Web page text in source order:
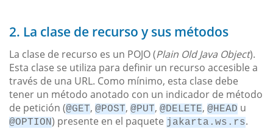
2. La clase de recurso y sus métodos
La clase de recurso es un POJO (Plain Old Java Object).
Esta clase se utiliza para definir un recurso accesible a
través de una URL. Como mínimo, esta clase debe
tener un método anotado con un indicador de método
de petición (@GET, @POST, @PUT, @DELETE, @HEAD u
@OPTION) presente en el paquete jakarta.ws.rs.